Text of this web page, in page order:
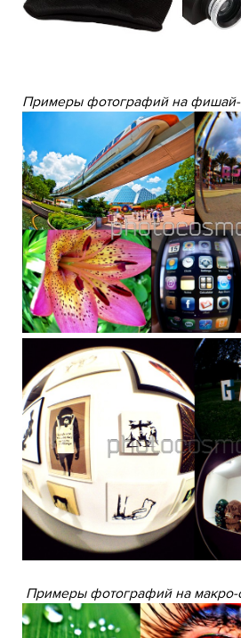
Примеры фотографий на фишай-
Примеры фотографий на макро-